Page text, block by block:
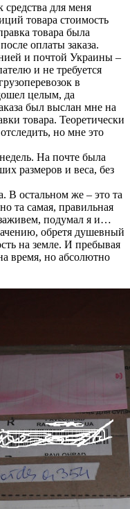
для меня
товара стоимость
товара была
оплаты заказа.
и почтой Украины –
и не требуется
в
целым, да
был выслан мне на
товара. Теоретически
но мне это
На почте была
размеров и веса, без
В остальном же – это та
та самая, правильная
подумал я и…
обретя душевный
на земле. И пребывая
время, но абсолютно